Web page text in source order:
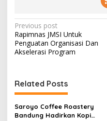
P
o
s
n
a
v
Previous post
Rapimnas JMSI Untuk
Penguatan Organisasi Dan
Akselerasi Program
Related Posts
Saroyo Coffee Roastery
Bandung Hadirkan Kopi